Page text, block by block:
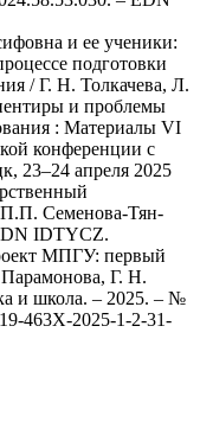
и ее ученики:
подготовки
/ Г. Н. Толкачева, Л.
и проблемы
: Материалы VI
конференции с
23–24 апреля 2025
П.П. Семенова-Тян-
IDTYCZ.
МПГУ: первый
Г. Н.
и школа. – 2025. – №
463X-2025-1-2-31-